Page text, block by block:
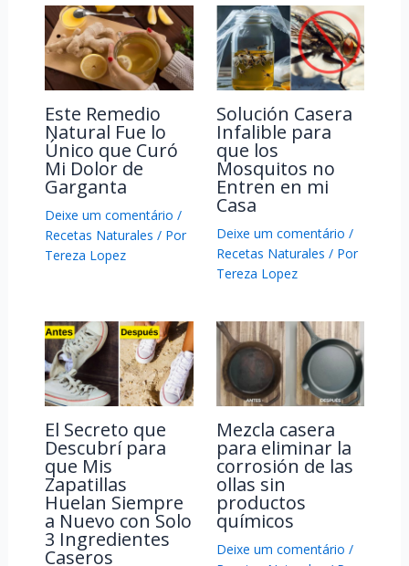
Este Remedio
Natural Fue lo
Único que Curó
Mi Dolor de
Garganta
Deixe um comentário /
Recetas Naturales / Por
Tereza Lopez
Solución Casera
Infalible para
que los
Mosquitos no
Entren en mi
Casa
Deixe um comentário /
Recetas Naturales / Por
Tereza Lopez
El Secreto que
Descubrí para
que Mis
Zapatillas
Huelan Siempre
a Nuevo con Solo
3 Ingredientes
Caseros
Mezcla casera
para eliminar la
corrosión de las
ollas sin
productos
químicos
Deixe um comentário /